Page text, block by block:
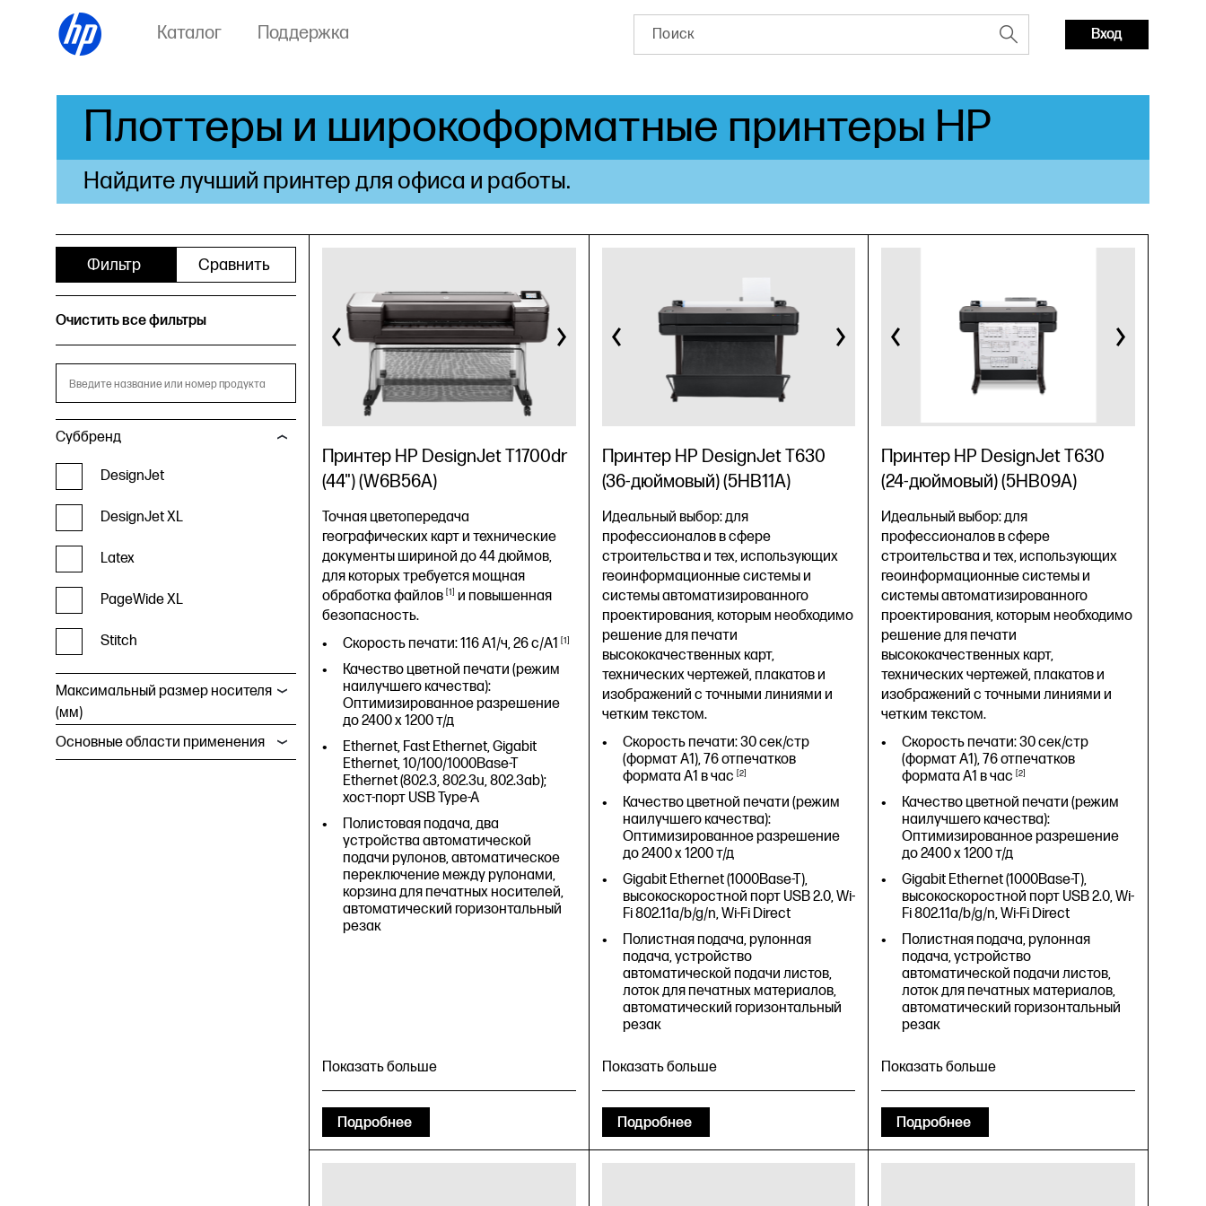
Каталог Поддержка Вход
Плоттеры и широкоформатные принтеры HP
Найдите лучший принтер для офиса и работы.
Фильтр Сравнить
Очистить все фильтры
Суббренд
DesignJet
DesignJet XL
Latex
PageWide XL
Stitch
Максимальный размер носителя
(мм)
Основные области применения
Принтер HP DesignJet T1700dr
(44") (W6B56A)
Точная цветопередача
географических карт и технические
документы шириной до 44 дюймов,
для которых требуется мощная
обработка файлов 1
и повышенная
безопасность.
Скорость печати: 116 A1/ч, 26с/A1 1
Качество цветной печати (режим
наилучшего качества):
Оптимизированное разрешение
до 2400 x 1200 т/д
Ethernet, Fast Ethernet, Gigabit
Ethernet, 10/100/1000Base-T
Ethernet (802.3, 802.3u, 802.3ab);
хост-порт USB Type-A
Полистовая подача, два
устройства автоматической
подачи рулонов, автоматическое
переключение между рулонами,
корзина для печатных носителей,
автоматический горизонтальный
резак
Скорость печати: 116 A1/ч, 26с/A1 1
Показать больше
Подробнее
Принтер HP DesignJet T630
(36-дюймовый) (5HB11A)
Идеальный выбор: для
профессионалов в сфере
строительства и тех, использующих
геоинформационные системы и
системы автоматизированного
проектирования, которым необходимо
решение для печати
высококачественных карт,
технических чертежей, плакатов и
изображений с точными линиями и
четким текстом.
Скорость печати: 30 сек/стр
(формат A1), 76 отпечатков
формата A1 вчас 2
Качество цветной печати (режим
наилучшего качества):
Оптимизированное разрешение
до 2400 x 1200 т/д
Gigabit Ethernet (1000Base-T),
высокоскоростной порт USB 2.0, Wi-
Fi 802.11a/b/g/n, Wi-Fi Direct
Полистная подача, рулонная
подача, устройство
автоматической подачи листов,
лоток для печатных материалов,
автоматический горизонтальный
резак
Показать больше
Подробнее
Принтер HP DesignJet T630
(24-дюймовый) (5HB09A)
Идеальный выбор: для
профессионалов в сфере
строительства и тех, использующих
геоинформационные системы и
системы автоматизированного
проектирования, которым необходимо
решение для печати
высококачественных карт,
технических чертежей, плакатов и
изображений с точными линиями и
четким текстом.
Скорость печати: 30 сек/стр
(формат A1), 76 отпечатков
формата A1 вчас 2
Качество цветной печати (режим
наилучшего качества):
Оптимизированное разрешение
до 2400 x 1200 т/д
Gigabit Ethernet (1000Base-T),
высокоскоростной порт USB 2.0, Wi-
Fi 802.11a/b/g/n, Wi-Fi Direct
Полистная подача, рулонная
подача, устройство
автоматической подачи листов,
лоток для печатных материалов,
автоматический горизонтальный
резак
Показать больше
Подробнее